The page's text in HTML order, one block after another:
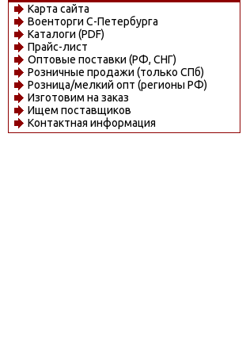
Карта сайта
Военторги С-Петербурга
Каталоги (PDF)
Прайс-лист
Оптовые поставки (РФ, СНГ)
Розничные продажи (только СПб)
Розница/мелкий опт (регионы РФ)
Изготовим на заказ
Ищем поставщиков
Контактная информация